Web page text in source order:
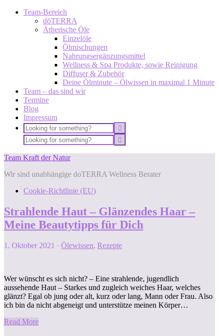
Team-Bereich
dōTERRA
Ätherische Öle
Einzelöle
Ölmischungen
Nahrungsergänzungsmittel
Wellness & Spa Produkte, sowie Reinigung
Diffuser & Zubehör
Deine Ölminute – Ölwissen in maximal 1 Minute
Team – das sind wir
Termine
Blog
Impressum
Team Kraft der Natur
Wir sind unabhängige doTERRA Wellness Berater
Cookie-Richtlinie (EU)
Strahlende Haut – Glänzendes Haar –
Meine Beautytipps für Dich
1. Oktober 2021 · Ölewissen, Rezepte
Wer wünscht es sich nicht? – Eine strahlende, jugendlich
aussehende Haut – Starkes und zugleich weiches Haar, welches
glänzt? Egal ob jung oder alt, kurz oder lang, Mann oder Frau. Also
ich bin da nicht abgeneigt und unterstütze meinen Körper…
Read More